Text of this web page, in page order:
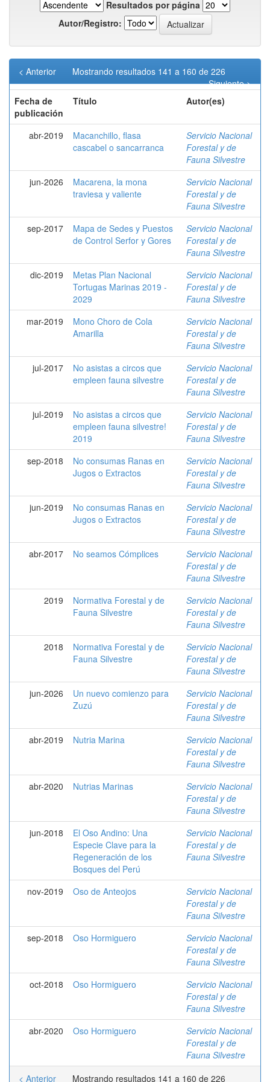
Resultados por página
Autor/Registro:
Mostrando resultados 141 a 160 de 226
< Anterior
Siguiente >
Fecha de
publicación
Título Autor(es)
abr-2019
Macanchillo, flasa
cascabel o sancarranca
Servicio Nacional
Forestal y de
Fauna Silvestre
jun-2026
Macarena, la mona
traviesa y valiente
Servicio Nacional
Forestal y de
Fauna Silvestre
sep-2017
Mapa de Sedes y Puestos
de Control Serfor y Gores
Servicio Nacional
Forestal y de
Fauna Silvestre
dic-2019
Metas Plan Nacional
Tortugas Marinas 2019 -
2029
Servicio Nacional
Forestal y de
Fauna Silvestre
mar-2019
Mono Choro de Cola
Amarilla
Servicio Nacional
Forestal y de
Fauna Silvestre
jul-2017
No asistas a circos que
empleen fauna silvestre
Servicio Nacional
Forestal y de
Fauna Silvestre
jul-2019
No asistas a circos que
empleen fauna silvestre!
2019
Servicio Nacional
Forestal y de
Fauna Silvestre
sep-2018
No consumas Ranas en
Jugos o Extractos
Servicio Nacional
Forestal y de
Fauna Silvestre
jun-2019
No consumas Ranas en
Jugos o Extractos
Servicio Nacional
Forestal y de
Fauna Silvestre
abr-2017
No seamos Cómplices
Servicio Nacional
Forestal y de
Fauna Silvestre
2019
Normativa Forestal y de
Fauna Silvestre
Servicio Nacional
Forestal y de
Fauna Silvestre
2018
Normativa Forestal y de
Fauna Silvestre
Servicio Nacional
Forestal y de
Fauna Silvestre
jun-2026
Un nuevo comienzo para
Zuzú
Servicio Nacional
Forestal y de
Fauna Silvestre
abr-2019
Nutria Marina
Servicio Nacional
Forestal y de
Fauna Silvestre
abr-2020
Nutrias Marinas
Servicio Nacional
Forestal y de
Fauna Silvestre
jun-2018
El Oso Andino: Una
Especie Clave para la
Regeneración de los
Bosques del Perú
Servicio Nacional
Forestal y de
Fauna Silvestre
nov-2019 Oso de Anteojos
Servicio Nacional
Forestal y de
Fauna Silvestre
sep-2018
Oso Hormiguero
Servicio Nacional
Forestal y de
Fauna Silvestre
oct-2018
Oso Hormiguero
Servicio Nacional
Forestal y de
Fauna Silvestre
abr-2020
Oso Hormiguero
Servicio Nacional
Forestal y de
Fauna Silvestre
Mostrando resultados 141 a 160 de 226
< Anterior